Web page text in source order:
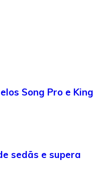
Song Pro e King
sedãs e supera